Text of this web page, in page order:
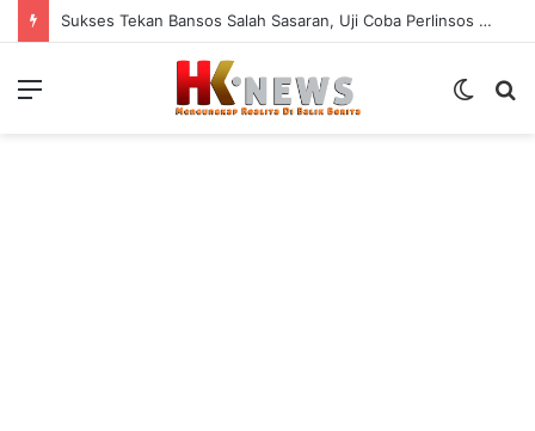
Sukses Tekan Bansos Salah Sasaran, Uji Coba Perlinsos Digital di Surabaya Hampir 100 Persen
Menu
Switch